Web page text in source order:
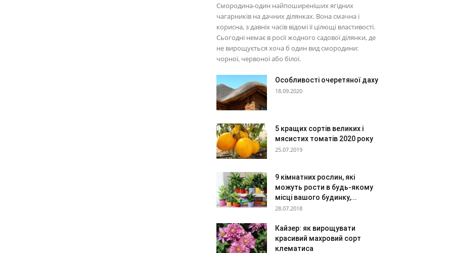
Смородина-один найпоширеніших ягідних
чагарників на дачних ділянках. Вона смачна і
корисна, з давніх часів відомі її цілющі властивості.
Сьогодні немає в росії жодного садової ділянки, де
не вирощується хоча б один вид смородини:
чорної, червоної або білої.
Особливості очеретяної даху
18.09.2020
5 кращих сортів великих і
мясистих томатів 2020 року
25.07.2019
9 кімнатних рослин, які
можуть рости в будь-якому
місці вашого будинку,...
28.07.2018
Кайзер: як вирощувати
красивий махровий сорт
клематиса